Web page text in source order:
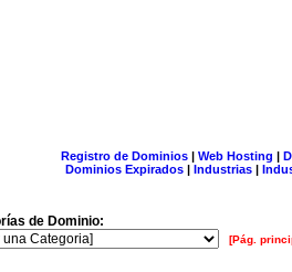
Registro de Dominios| Web Hosting |
Dominios Expirados | Industrias |
de Dominio:
[Pág.